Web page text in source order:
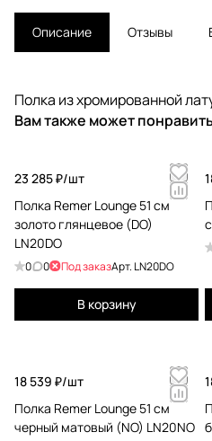
Описание Отзывы
Полка из хромированной
Вам также может
23 285 ₽/шт
Полка Remer Lounge 51 см
золото глянцевое (DO)
LN20DO
0 0 Под заказАрт. LN20DO
В корзину
18 539 ₽/шт
Полка Remer Lounge 51 см
черный матовый (NO) LN20NO